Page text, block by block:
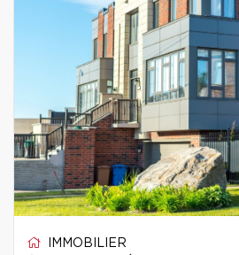
IMMOBILIER